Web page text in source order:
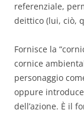
referenziale,
deittico (lui, ciò,
Fornisce la
cornice
personaggio
oppure
dell’azione. È il